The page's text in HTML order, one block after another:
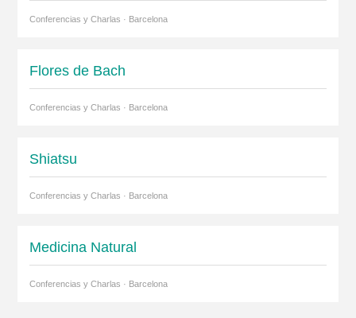
Conferencias y Charlas · Barcelona
Flores de Bach
Conferencias y Charlas · Barcelona
Shiatsu
Conferencias y Charlas · Barcelona
Medicina Natural
Conferencias y Charlas · Barcelona